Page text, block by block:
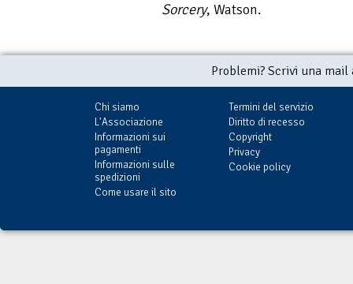
Sorcery, Watson.
Problemi? Scrivi una
Chi siamo
L'Associazione
Informazioni sui
pagamenti
Informazioni sulle
spedizioni
Come usare il sito
Termini del servizio
Diritto di recesso
Copyright
Privacy
Cookie policy